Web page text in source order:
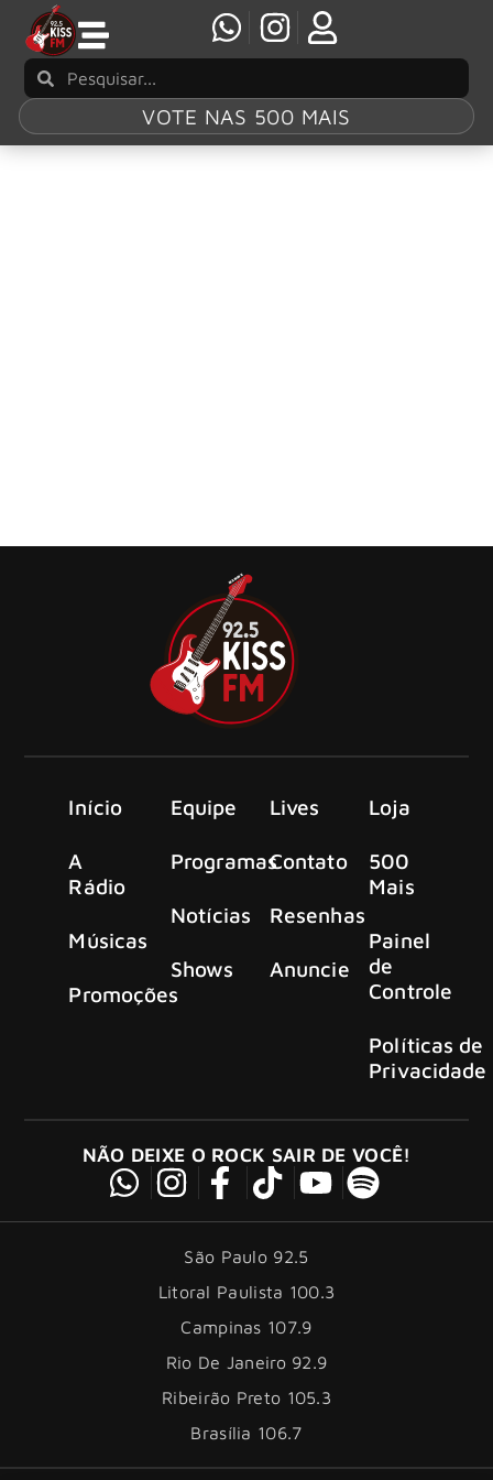
VOTE NAS 500 MAIS
Início
A
Rádio
Músicas
Promoções
Equipe
Programas
Notícias
Shows
Lives
Contato
Resenhas
Anuncie
Loja
500
Mais
Painel
de
Controle
Políticas de
Privacidade
NÃO DEIXE O ROCK SAIR DE VOCÊ!
São Paulo 92.5
Litoral Paulista 100.3
Campinas 107.9
Rio De Janeiro 92.9
Ribeirão Preto 105.3
Brasília 106.7